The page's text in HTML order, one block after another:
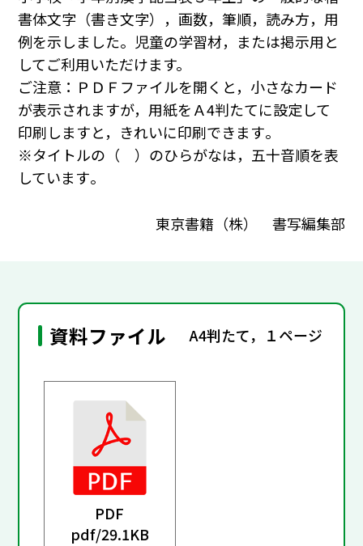
書体文字（書き文字），画数，筆順，読み方，用
例を示しました。児童の学習材，または掲示用と
してご利用いただけます。
ご注意：ＰＤＦファイルを開くと，小さなカード
が表示されますが，用紙をＡ4判たてに設定して
印刷しますと，きれいに印刷できます｡
※タイトルの（ ）のひらがなは，五十音順を表
しています｡
東京書籍（株） 書写編集部
資料ファイル A4判たて，１ページ
PDF
pdf/29.1KB